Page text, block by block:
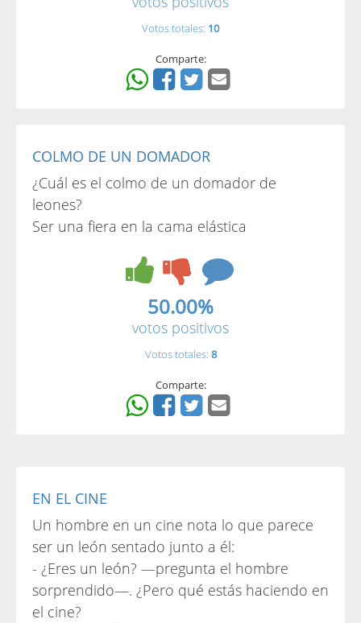
Votos totales: 10
Comparte:
COLMO DE UN DOMADOR
¿Cuál es el colmo de un domador de
leones?
Ser una fiera en la cama elástica
50.00%
votos positivos
Votos totales: 8
Comparte:
EN EL CINE
Un hombre en un cine nota lo que parece
ser un león sentado junto a él:
- ¿Eres un león? —pregunta el hombre
sorprendido—. ¿Pero qué estás haciendo en
el cine?